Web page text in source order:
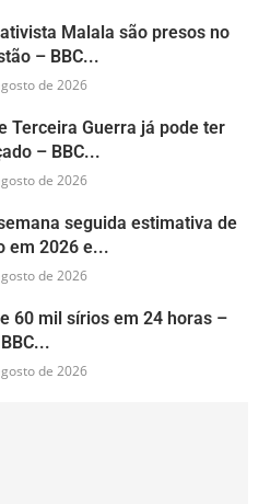
Malala são presos no
– BBC...
de 2026
Terceira Guerra já pode ter
– BBC...
de 2026
seguida estimativa de
em 2026 e...
de 2026
60 mil sírios em 24 horas –
BBC...
de 2026